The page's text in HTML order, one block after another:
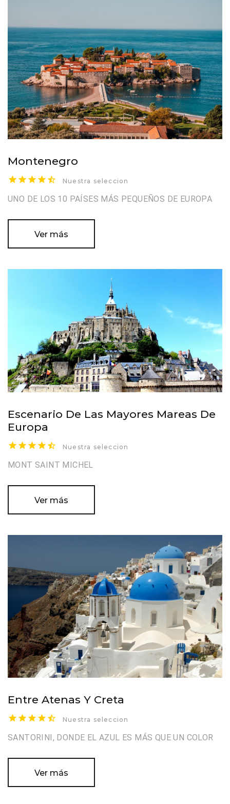
Montenegro
Nuestra seleccion
UNO DE LOS 10 PAÍSES MÁS PEQUEÑOS DE EUROPA
Ver más
Escenario De Las Mayores Mareas De
Europa
Nuestra seleccion
MONT SAINT MICHEL
Ver más
Entre Atenas Y Creta
Nuestra seleccion
SANTORINI, DONDE EL AZUL ES MÁS QUE UN COLOR
Ver más